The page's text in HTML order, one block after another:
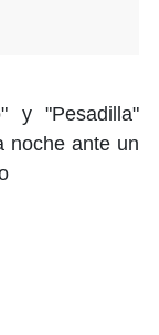
y "Pesadilla"
noche ante un